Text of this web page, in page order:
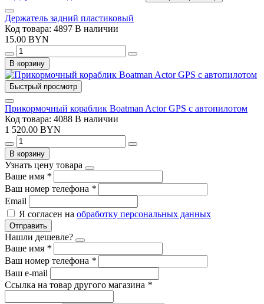
Держатель задний пластиковый
Код товара: 4897 В наличии
15.00 BYN
В корзину
Быстрый просмотр
Прикормочный кораблик Boatman Actor GPS с автопилотом
Код товара: 4088 В наличии
1 520.00 BYN
В корзину
Узнать цену товара
Ваше имя *
Ваш номер телефона *
Email
Я согласен на обработку персональных данных
Отправить
Нашли дешевле?
Ваше имя *
Ваш номер телефона *
Ваш e-mail
Ссылка на товар другого магазина *